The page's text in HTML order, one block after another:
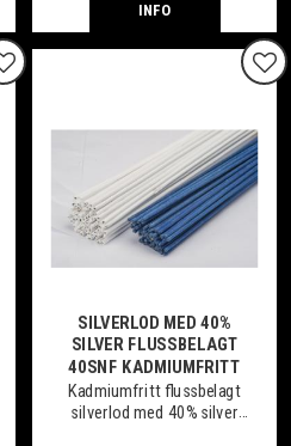
INFO
Lägg till i favoriter
SILVERLOD MED 40%
SILVER FLUSSBELAGT
40SNF KADMIUMFRITT
Kadmiumfritt flussbelagt
silverlod med 40% silver